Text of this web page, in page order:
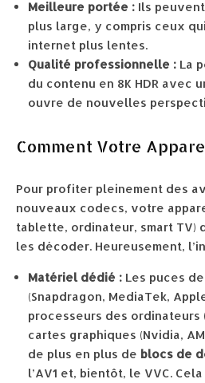
Meilleure portée : Ils
plus large, y compris ceux
internet plus lentes.
Qualité professionnelle : La
du contenu en 8K HDR avec
ouvre de nouvelles
Comment Votre
Pour profiter pleinement des
nouveaux codecs, votre
tablette, ordinateur, smart TV)
les décoder. Heureusement,
Matériel dédié : Les puces
(Snapdragon, MediaTek,
processeurs des ordinateurs
cartes graphiques (Nvidia,
de plus en plus de blocs de
l’AV1 et, bientôt, le VVC.